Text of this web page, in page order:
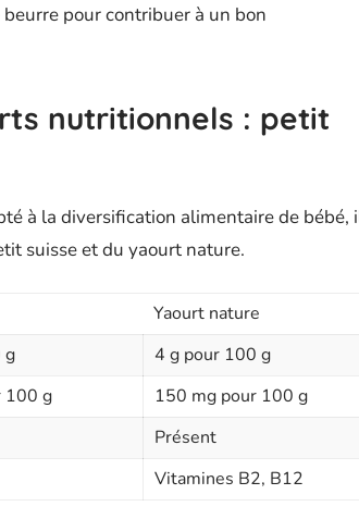
pour contribuer à un bon
nutritionnels : petit
à la diversification alimentaire de bébé,
suisse et du yaourt nature.
Yaourt nature
g
4 g pour 100 g
100 g
150 mg pour 100 g
Présent
Vitamines B2, B12